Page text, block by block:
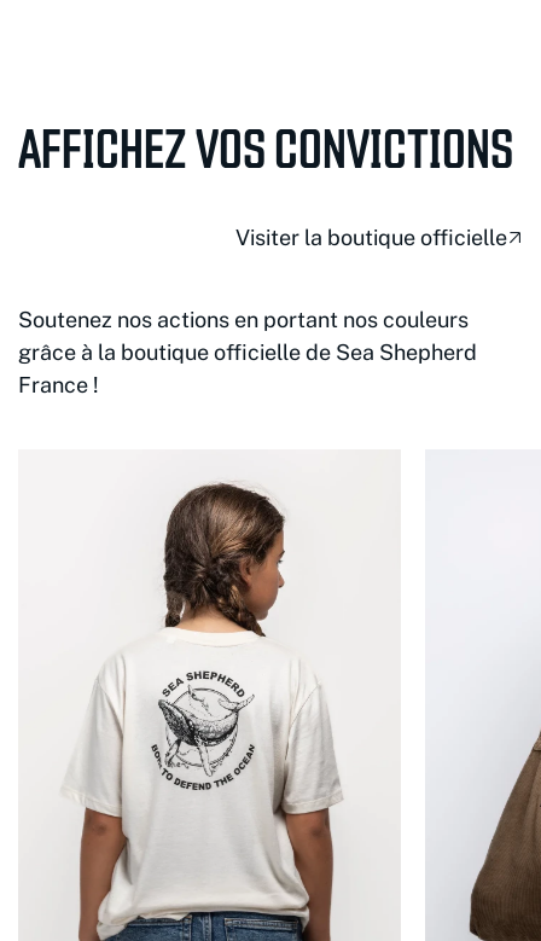
AFFICHEZ VOS CONVICTIONS
Visiter la boutique officielle
Soutenez nos actions en portant nos couleurs
grâce à la boutique officielle de Sea Shepherd
France !